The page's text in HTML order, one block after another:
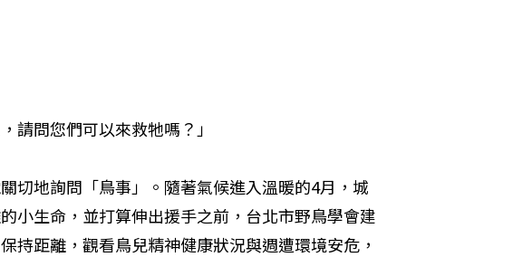
請問您們可以來救牠嗎？」
切地詢問「鳥事」。隨著氣候進入溫暖的4月，城
小生命，並打算伸出援手之前，台北市野鳥學會建
持距離，觀看鳥兒精神健康狀況與週遭環境安危，